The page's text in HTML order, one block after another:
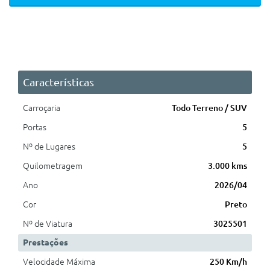
Características
Carroçaria
Todo Terreno / SUV
Portas
5
Nº de Lugares
5
Quilometragem
3.000 kms
Ano
2026/04
Cor
Preto
Nº de Viatura
3025501
Prestações
Velocidade Máxima
250 Km/h